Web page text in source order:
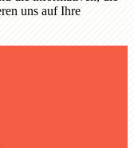
uns auf Ihre